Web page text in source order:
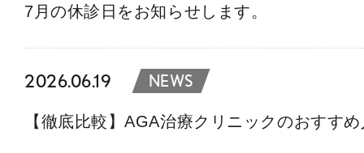
7月の休診日をお知らせします。
2026.06.19 NEWS
【徹底比較】AGA治療クリニックのおすす